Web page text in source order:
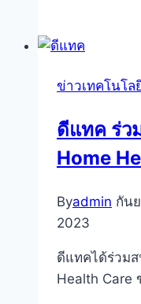
ข่าวเทคโนโล
ดีแทค ร่ว
Home
Byadmin กัน
2023
ดีแทคได้ร่วม
Health Care